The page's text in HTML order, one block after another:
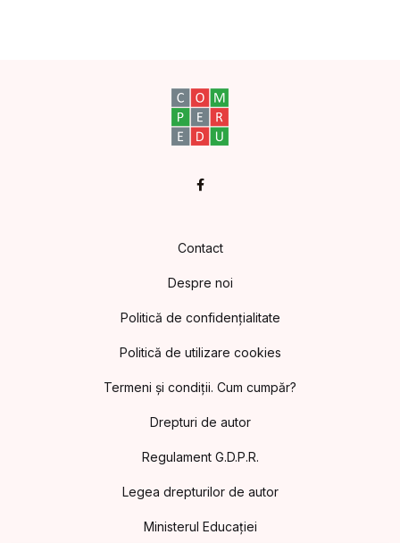
Facebook
Contact
Despre noi
Politică de confidențialitate
Politică de utilizare cookies
Termeni și condiții. Cum cumpăr?
Drepturi de autor
Regulament G.D.P.R.
Legea drepturilor de autor
Ministerul Educației